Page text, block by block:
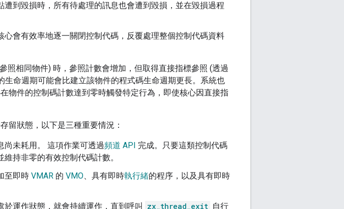
到毀損時，所有待處理的訊息也會遭到毀損，並在毀損過程
會有效率地逐一關閉控制代碼，反覆處理整個控制代碼資料
照相同物件) 時，參照計數會增加，但取得直接指標參照 (透過
命週期可能會比建立該物件的程式碼生命週期更長。系統也
物件的控制碼計數達到零時觸發特定行為，即使核心因直接指
留狀態，以下是三種重要情況：
未耗用。 這項作業可透過頻道 API 完成。只要這類控制代碼
持非零的有效控制代碼計數。
至即時 VMAR 的 VMO、具有即時執行緒的程序，以及具有即時
運作狀態，就會持續運作，直到呼叫
zx_thread_exit 自行